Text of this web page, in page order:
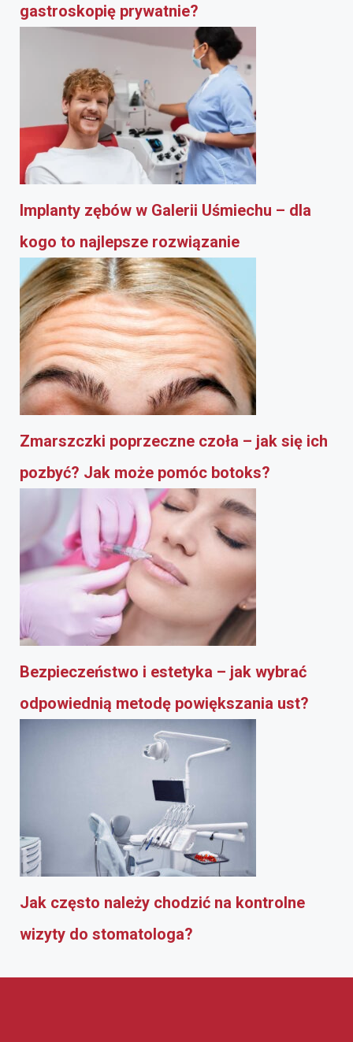
gastroskopię prywatnie?
Implanty zębów w Galerii Uśmiechu – dla
kogo to najlepsze rozwiązanie
Zmarszczki poprzeczne czoła – jak się ich
pozbyć? Jak może pomóc botoks?
Bezpieczeństwo i estetyka – jak wybrać
odpowiednią metodę powiększania ust?
Jak często należy chodzić na kontrolne
wizyty do stomatologa?